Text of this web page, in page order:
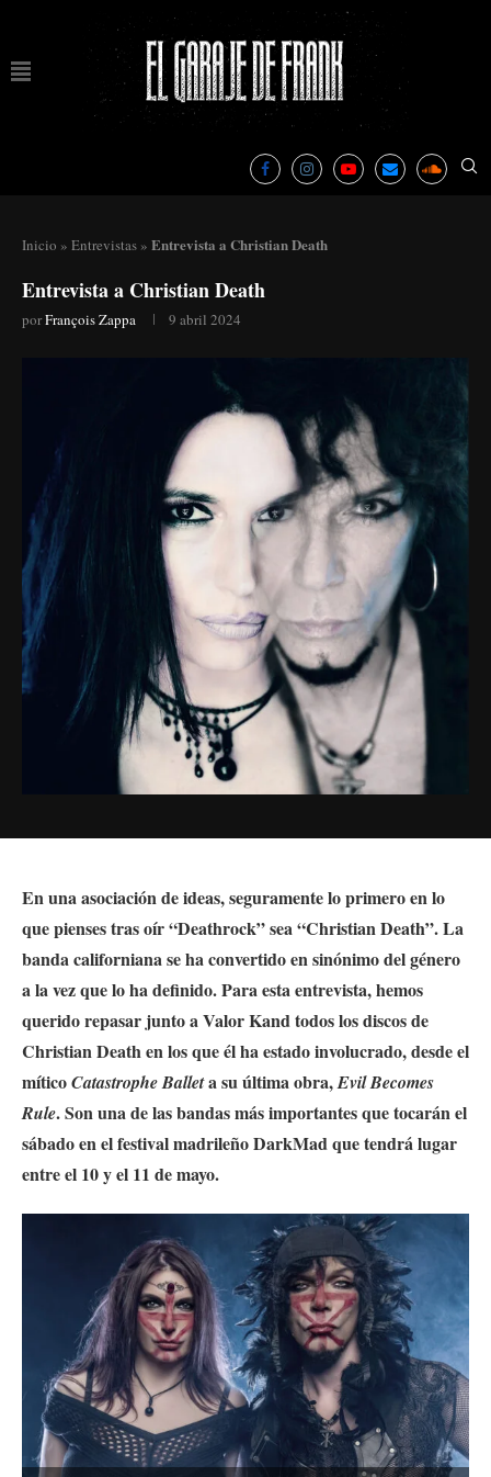
Inicio » Entrevistas » Entrevista a Christian Death
Entrevista a Christian Death
porFrançois Zappa 9 abril 2024
En una asociación de ideas, seguramente lo primero en lo
que pienses tras oír “Deathrock” sea “Christian Death”. La
banda californiana se ha convertido en sinónimo del género
a la vez que lo ha definido.Para esta entrevista, hemos
querido repasar junto a Valor Kand todos los discos de
Christian Death en los que él ha estado involucrado, desde el
míticoCatastrophe Balleta su última obra,Evil Becomes
Rule.Son una de las bandas más importantes que tocarán el
sábado en el festival madrileño DarkMad que tendrá lugar
entre el 10 y el 11 de mayo.